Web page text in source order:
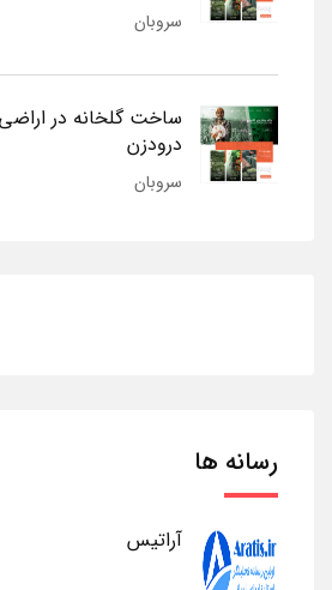
سروبان
ساخت گلخانه در
درودزن
سروبان
رسانه ها
آراتیس